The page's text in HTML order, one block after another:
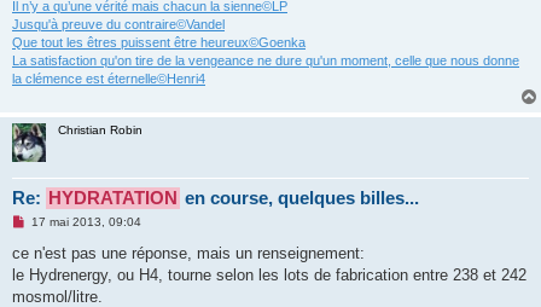
Il n’y a qu’une vérité mais chacun la sienne©LP
Jusqu'à preuve du contraire©Vandel
Que tout les êtres puissent être heureux©Goenka
La satisfaction qu'on tire de la vengeance ne dure qu'un moment, celle que nous donne
la clémence est éternelle©Henri4
Christian Robin
Re: HYDRATATION en course, quelques billes...
M
s
a
g
17 mai 2013, 09:04
ce n'est pas une réponse, mais un renseignement:
le Hydrenergy, ou H4, tourne selon les lots de fabrication entre 238 et 242
mosmol/litre.